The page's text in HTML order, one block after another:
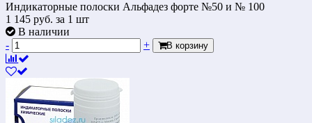
Индикаторные полоски Альфадез форте №50 и № 100
1 145 руб. за 1 шт
В наличии
-
+ В корзину